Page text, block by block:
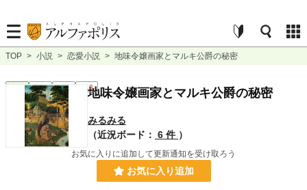
TOP > 小説 > 恋愛小説 > 地味令嬢画家とマルキ公爵の秘密
完結 短編 R18地味令嬢画家とマルキ公爵の秘密
みるみる
（近況ボード： 6 件 ）
お気に入りに追加して更新通知を受け取ろう
お気に入り追加